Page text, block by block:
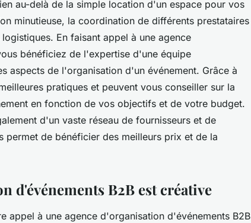
au-delà de la simple location d'un espace pour vos
minutieuse, la coordination de différents prestataires
En faisant appel à une agence
bénéficiez de l'expertise d'une équipe
aspects de l'organisation d'un événement. Grâce à
pratiques et peuvent vous conseiller sur la
en fonction de vos objectifs et de votre budget.
d'un vaste réseau de fournisseurs et de
permet de bénéficier des meilleurs prix et de la
d'événements B2B est créative
appel à une agence d'organisation d'événements B2B